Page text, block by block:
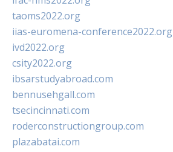
taoms2022.org
iias-euromena-conference2022.org
ivd2022.org
csity2022.org
ibsarstudyabroad.com
bennusehgall.com
tsecincinnati.com
roderconstructiongroup.com
plazabatai.com